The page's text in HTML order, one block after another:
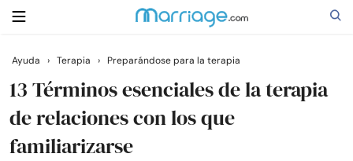
Buscar
Casarse
Ayuda › Terapia › Preparándose para la terapia
13 Términos esenciales de la terapia
de relaciones con los que
familiarizarse